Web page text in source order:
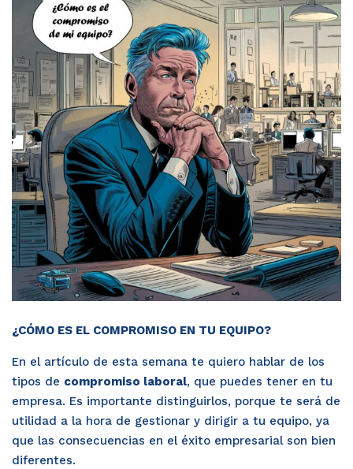
¿CÓMO ES EL COMPROMISO EN TU EQUIPO?
En el artículo de esta semana te quiero hablar de los
tipos de compromiso laboral, que puedes tener en tu
empresa. Es importante distinguirlos, porque te será de
utilidad a la hora de gestionar y dirigir a tu equipo, ya
que las consecuencias en el éxito empresarial son bien
diferentes.